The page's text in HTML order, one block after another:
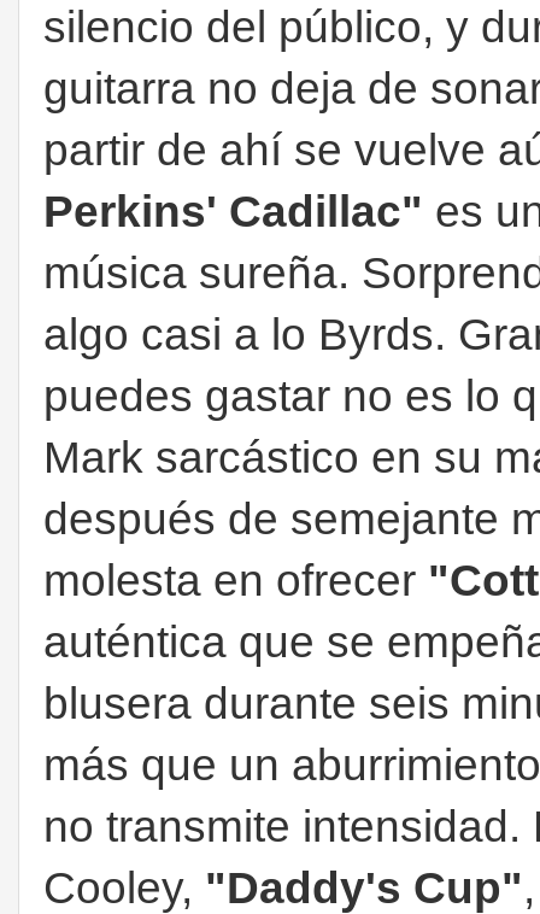
silencio del público, y
guitarra no deja de
partir de ahí se vuelve
Perkins' Cadillac" es
música sureña.
algo casi a lo Byrds.
puedes gastar no es lo
Mark sarcástico en su
después de semejante
molesta en ofrecer
auténtica que se
blusera durante seis
más que un
no transmite
Cooley, "Daddy's Cup"